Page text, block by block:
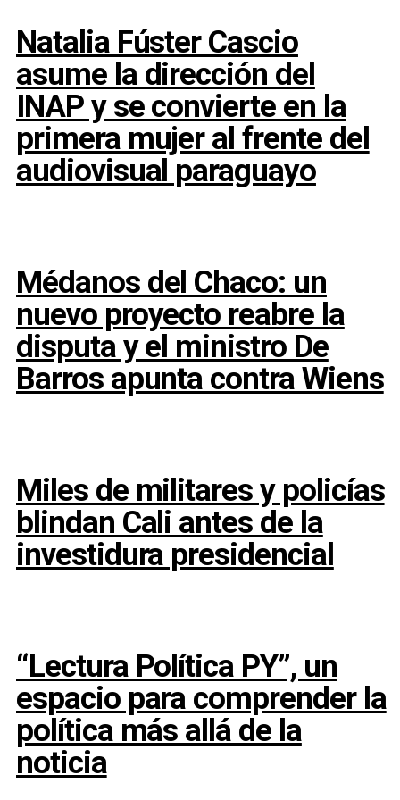
Natalia Fúster Cascio
asume la dirección del
INAP y se convierte en la
primera mujer al frente del
audiovisual paraguayo
Médanos del Chaco: un
nuevo proyecto reabre la
disputa y el ministro De
Barros apunta contra Wiens
Miles de militares y policías
blindan Cali antes de la
investidura presidencial
“Lectura Política PY”, un
espacio para comprender la
política más allá de la
noticia